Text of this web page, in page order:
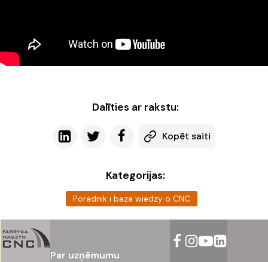
Dalīties ar rakstu:
Kopēt saiti
Kategorijas:
Poradnik i baza wiedzy o CNC
Par uzņēmumu